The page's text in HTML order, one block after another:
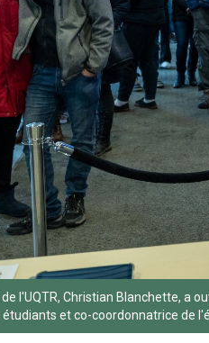
de l'UQTR, Christian Blanchette, a
et co-coordonnatrice de